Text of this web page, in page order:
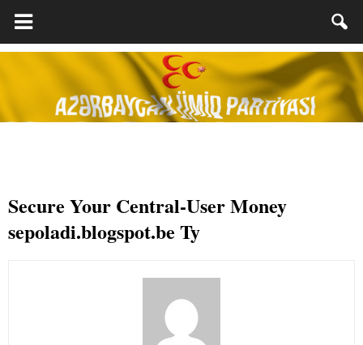
Secure Your Central-User Money
sepoladi.blogspot.be Ty